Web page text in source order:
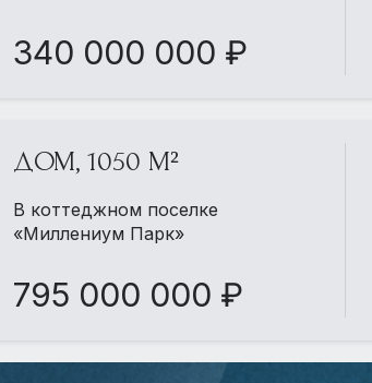
340 000 000 ₽
ДОМ, 1050 М²
В коттеджном поселке
«Миллениум Парк»
795 000 000 ₽